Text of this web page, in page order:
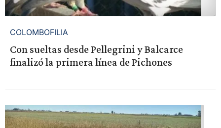
COLOMBOFILIA
Con sueltas desde Pellegrini y Balcarce
finalizó la primera línea de Pichones